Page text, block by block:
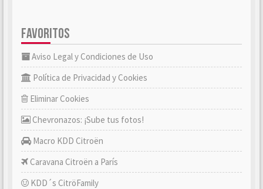
FAVORITOS
Aviso Legal y Condiciones de Uso
Política de Privacidad y Cookies
Eliminar Cookies
Chevronazos: ¡Sube tus fotos!
Macro KDD Citroën
Caravana Citroën a París
KDD´s CitröFamily